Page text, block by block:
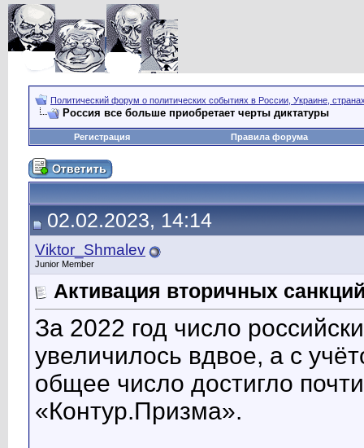
Политический форум о политических событиях в России, Украине,
Россия все больше приобретает черты диктатуры
Регистрация Правила форума
02.02.2023, 14:14
Viktor_Shmalev
Junior Member
Активация вторичных
За 2022 год число
увеличилось вдвое, а с
общее число достигло
«Контур.Призма».